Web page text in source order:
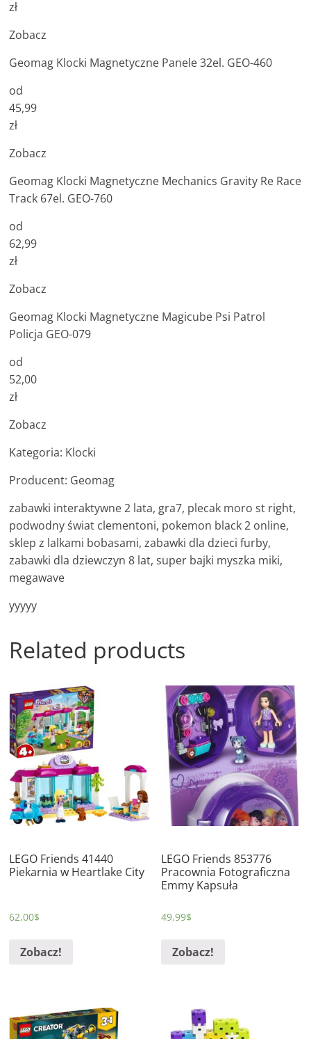
zł
Zobacz
Geomag Klocki Magnetyczne Panele 32el. GEO-460
od
45,99
zł
Zobacz
Geomag Klocki Magnetyczne Mechanics Gravity Re Race
Track 67el. GEO-760
od
62,99
zł
Zobacz
Geomag Klocki Magnetyczne Magicube Psi Patrol
Policja GEO-079
od
52,00
zł
Zobacz
Kategoria: Klocki
Producent: Geomag
zabawki interaktywne 2 lata, gra7, plecak moro st right,
podwodny świat clementoni, pokemon black 2 online,
sklep z lalkami bobasami, zabawki dla dzieci furby,
zabawki dla dziewczyn 8 lat, super bajki myszka miki,
megawave
yyyyy
Related products
LEGO Friends 41440
Piekarnia w Heartlake City
62,00$
Zobacz!
LEGO Friends 853776
Pracownia Fotograficzna
Emmy Kapsuła
49,99$
Zobacz!